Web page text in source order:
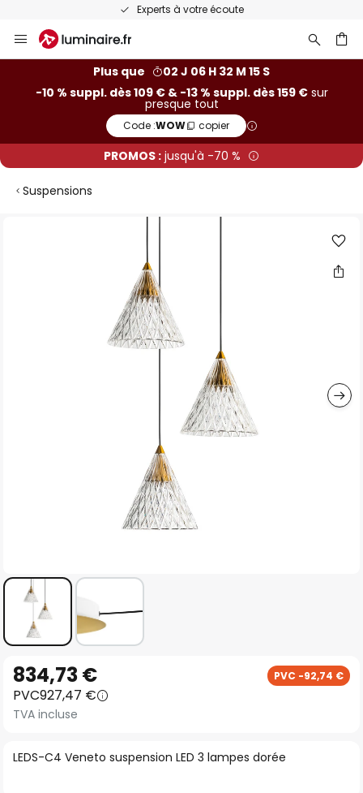
Recommandé sur
Allez
au
Plus que
02 J 06 H 32 M 14 S
-10 % suppl. dès 109 € & -13 % suppl. dès 159 €sur
presque tout
Code :WOW copier
PROMOS : jusqu'à -70 %
Suspensions
to
the
beginning
the
LEDS-C4 Veneto suspension LED 3 lampes dorée
834,73 € PVC -92,74 €
PVC927,47 €
TVA incluse